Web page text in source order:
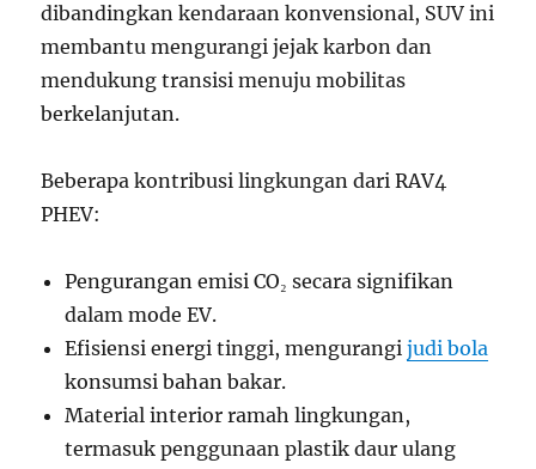
dibandingkan kendaraan konvensional, SUV ini
membantu mengurangi jejak karbon dan
mendukung transisi menuju mobilitas
berkelanjutan.
Beberapa kontribusi lingkungan dari RAV4
PHEV:
Pengurangan emisi CO₂ secara signifikan
dalam mode EV.
Efisiensi energi tinggi, mengurangijudi bola
konsumsi bahan bakar.
Material interior ramah lingkungan,
termasuk penggunaan plastik daur ulang